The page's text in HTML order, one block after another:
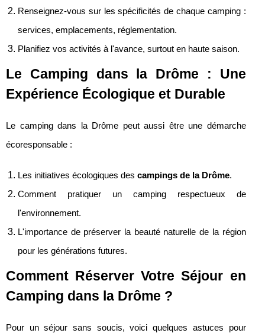
Renseignez-vous sur les spécificités de chaque camping :
services, emplacements, réglementation.
Planifiez vos activités à l'avance, surtout en haute saison.
Le Camping dans la Drôme : Une
Expérience Écologique et Durable
Le camping dans la Drôme peut aussi être une démarche
écoresponsable :
Les initiatives écologiques des campings de la Drôme.
Comment pratiquer un camping respectueux de
l'environnement.
L'importance de préserver la beauté naturelle de la région
pour les générations futures.
Comment Réserver Votre Séjour en
Camping dans la Drôme ?
Pour un séjour sans soucis, voici quelques astuces pour